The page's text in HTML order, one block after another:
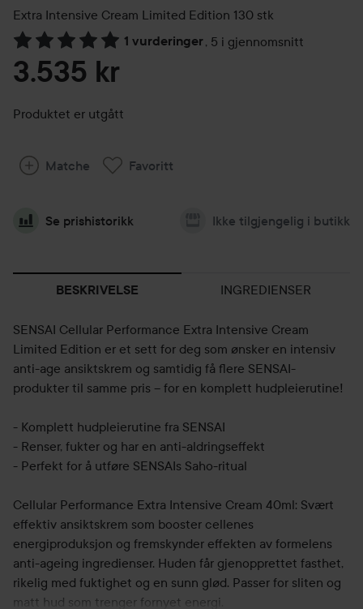
Extra Intensive Cream Limited Edition 130 stk
1 vurderinger, 5 i gjennomsnitt
Gå til Vurderinger & anmeldelser
3.535 kr
Produktet er utgått
Matche Favoritt
Se prishistorikk Ikke tilgjengelig i butikk
BESKRIVELSE INGREDIENSER
SENSAI Cellular Performance Extra Intensive Cream
Limited Edition er et sett for deg som ønsker en intensiv
anti-age ansiktskrem og samtidig få flere SENSAI-
produkter til samme pris – for en komplett hudpleierutine!
- Komplett hudpleierutine fra SENSAI
- Renser, fukter og har en anti-aldringseffekt
- Perfekt for å utføre SENSAIs Saho-ritual
Cellular Performance Extra Intensive Cream 40ml: Svært
effektiv ansiktskrem som booster cellenes
energiproduksjon og fremskynder effekten av formelens
anti-ageing ingredienser. Huden får gjenopprettet fasthet,
rikelig med fuktighet og en sunn glød. Passer for sliten og
matt hud som trenger fornyet energi.